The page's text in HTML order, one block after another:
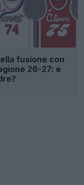
fusione con
26-27: e